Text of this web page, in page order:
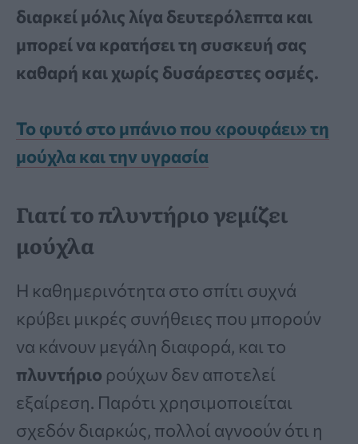
διαρκεί μόλις λίγα δευτερόλεπτα και
μπορεί να κρατήσει τη συσκευή σας
καθαρή και χωρίς δυσάρεστες οσμές.
Το φυτό στο μπάνιο που «ρουφάει» τη
μούχλα και την υγρασία
Γιατί το πλυντήριο γεμίζει
μούχλα
Η καθημερινότητα στο σπίτι συχνά
κρύβει μικρές συνήθειες που μπορούν
να κάνουν μεγάλη διαφορά, και το
πλυντήριο ρούχων δεν αποτελεί
εξαίρεση. Παρότι χρησιμοποιείται
σχεδόν διαρκώς, πολλοί αγνοούν ότι η